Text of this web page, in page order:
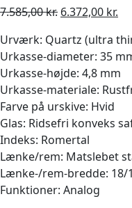
7.585,00kr. Den
pris
var:
7.585,00 kr..
6.372,00 kr.
er:
Urværk: Quartz (ultra
Urkasse-diameter: 35
Urkasse-højde: 4,8 mm
Urkasse-materiale:
Farve på urskive: Hvid
Glas: Ridsefri konveks
Indeks: Romertal
Lænke/rem: Matslebet
Lænke-/rem-bredde: 18/
Funktioner: Analog